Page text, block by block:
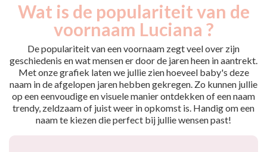
Wat is de populariteit van de
voornaam Luciana ?
De populariteit van een voornaam zegt veel over zijn
geschiedenis en wat mensen er door de jaren heen in aantrekt.
Met onze grafiek laten we jullie zien hoeveel baby's deze
naam in de afgelopen jaren hebben gekregen. Zo kunnen jullie
op een eenvoudige en visuele manier ontdekken of een naam
trendy, zeldzaam of juist weer in opkomst is. Handig om een
naam te kiezen die perfect bij jullie wensen past!
Année
Nouveaux-
nés
2010
7
2014
5
2015
10
2016
6
2017
9
2018
6
5